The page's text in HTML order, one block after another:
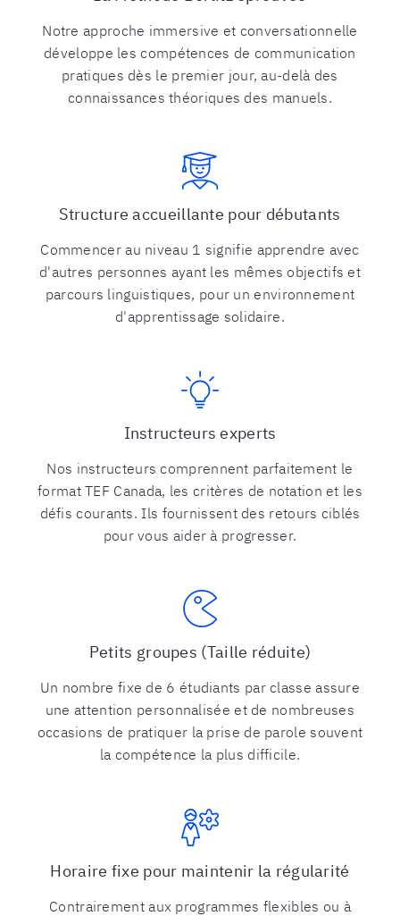
Notre approche immersive et conversationnelle
développe les compétences de communication
pratiques dès le premier jour, au-delà des
connaissances théoriques des manuels.
Structure accueillante pour débutants
Commencer au niveau 1 signifie apprendre avec
d'autres personnes ayant les mêmes objectifs et
parcours linguistiques, pour un environnement
d'apprentissage solidaire.
Instructeurs experts
Nos instructeurs comprennent parfaitement le
format TEF Canada, les critères de notation et les
défis courants. Ils fournissent des retours ciblés
pour vous aider à progresser.
Petits groupes (Taille réduite)
Un nombre fixe de 6 étudiants par classe assure
une attention personnalisée et de nombreuses
occasions de pratiquer la prise de parole souvent
la compétence la plus difficile.
Horaire fixe pour maintenir la régularité
Contrairement aux programmes flexibles ou à